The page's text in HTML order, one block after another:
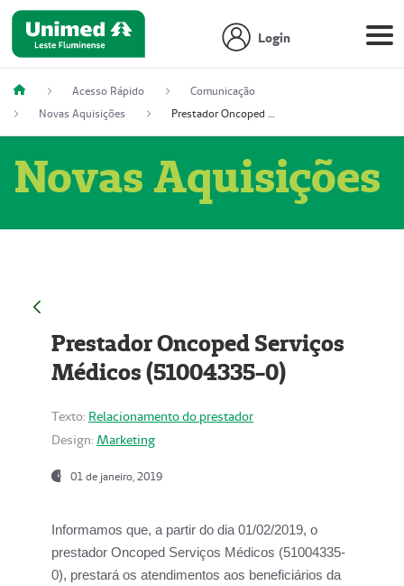
Login
Acesso Rápido
Comunicação
Novas Aquisições
Prestador Oncoped Serviços Médicos (51004335-0)
Novas Aquisições
Prestador Oncoped Serviços
Médicos (51004335-0)
Texto: Relacionamento do prestador
Design: Marketing
01 de janeiro, 2019
Informamos que, a partir do dia 01/02/2019, o
prestador Oncoped Serviços Médicos (51004335-
0), prestará os atendimentos aos beneficiários da